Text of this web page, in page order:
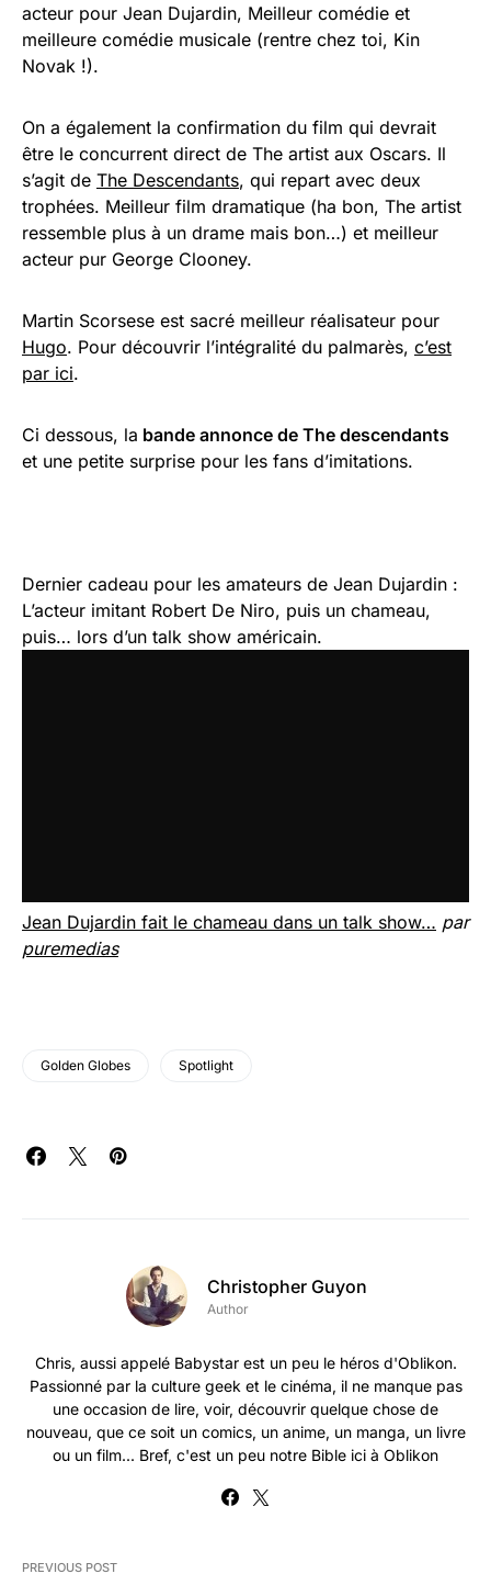
acteur pour Jean Dujardin, Meilleur comédie et
meilleure comédie musicale (rentre chez toi, Kin
Novak !).
On a également la confirmation du film qui devrait
être le concurrent direct de The artist aux Oscars. Il
s’agit de The Descendants, qui repart avec deux
trophées. Meilleur film dramatique (ha bon, The artist
ressemble plus à un drame mais bon…) et meilleur
acteur pur George Clooney.
Martin Scorsese est sacré meilleur réalisateur pour
Hugo. Pour découvrir l’intégralité du palmarès, c’est
par ici.
Ci dessous, la bande annonce de The descendants
et une petite surprise pour les fans d’imitations.
Dernier cadeau pour les amateurs de Jean Dujardin :
L’acteur imitant Robert De Niro, puis un chameau,
puis… lors d’un talk show américain.
Jean Dujardin fait le chameau dans un talk show… par
puremedias
Golden Globes Spotlight
Christopher Guyon
Author
Chris, aussi appelé Babystar est un peu le héros d'Oblikon.
Passionné par la culture geek et le cinéma, il ne manque pas
une occasion de lire, voir, découvrir quelque chose de
nouveau, que ce soit un comics, un anime, un manga, un livre
ou un film... Bref, c'est un peu notre Bible ici à Oblikon
PREVIOUS POST